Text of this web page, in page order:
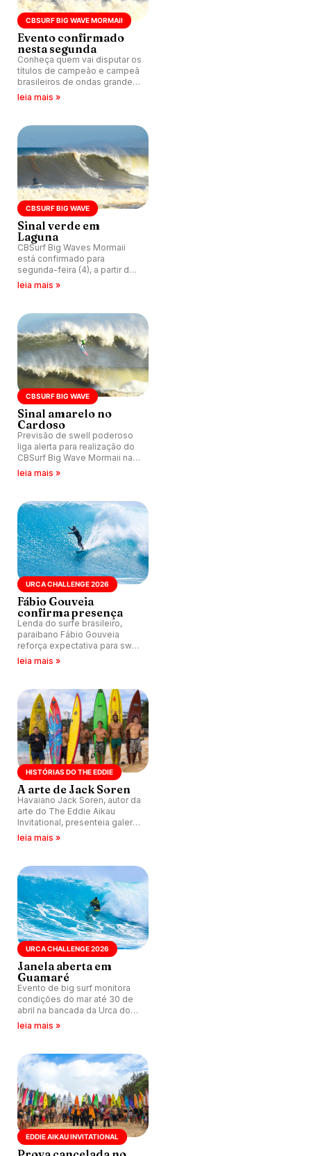
CBSURF BIG WAVE MORMAII
Evento confirmado
nesta segunda
Conheça quem vai disputar os
títulos de campeão e campeã
brasileiros de ondas grandes
do Surf Brasil na Praia do
Mormaii.
leia mais »
CBSURF BIG WAVE
Sinal verde em
Laguna
CBSurf Big Waves Mormaii
está confirmado para
segunda-feira (4), a partir das
7h (de Brasília) na Praia do
leia mais »
CBSURF BIG WAVE
Sinal amarelo no
Cardoso
Previsão de swell poderoso
liga alerta para realização do
CBSurf Big Wave Mormaii na
Praia do Cardoso, em Laguna
leia mais »
URCA CHALLENGE 2026
Fábio Gouveia
confirma presença
Lenda do surfe brasileiro,
paraibano Fábio Gouveia
reforça expectativa para swell
perfeito na bancada da Urca
30 de abril.
leia mais »
HISTÓRIAS DO THE EDDIE
A arte de Jack Soren
Havaiano Jack Soren, autor da
arte do The Eddie Aikau
Invitational, presenteia galera
com várias histórias lendárias
leia mais »
URCA CHALLENGE 2026
Janela aberta em
Guamaré
Evento de big surf monitora
condições do mar até 30 de
abril na bancada da Urca do
Minhoto (RN), com nomes de
leia mais »
EDDIE AIKAU INVITATIONAL